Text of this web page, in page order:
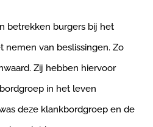
betrekken burgers bij het
nemen van beslissingen. Zo
Zij hebben hiervoor
in het leven
deze klankbordgroep en de